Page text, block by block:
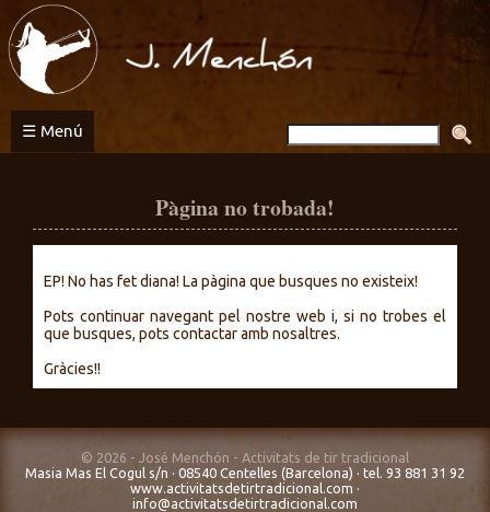
Activitats
de
tir
tradicional
☰ Menú
Pàgina no trobada!
EP! No has fet diana! La pàgina que busques no existeix!
Pots continuar navegant pel nostre web i, si no trobes el
que busques, pots contactar amb nosaltres.
Gràcies!!
© 2026 - José Menchón - Activitats de tir tradicional
Masia Mas El Cogul s/n · 08540 Centelles (Barcelona) · tel. 93 881 31 92
www.activitatsdetirtradicional.com ·
info@activitatsdetirtradicional.com